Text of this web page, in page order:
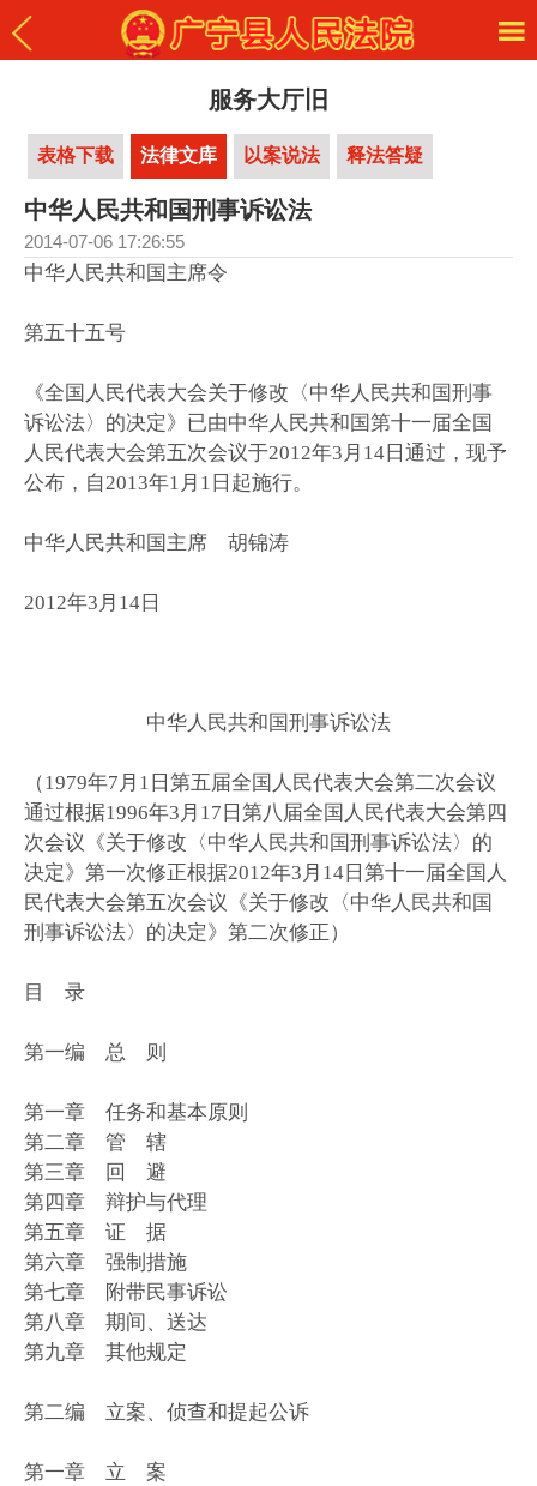
服务大厅旧
表格下载 法律文库 以案说法 释法答疑
中华人民共和国刑事诉讼法
2014-07-06 17:26:55
中华人民共和国主席令
第五十五号
《全国人民代表大会关于修改〈中华人民共和国刑事
诉讼法〉的决定》已由中华人民共和国第十一届全国
人民代表大会第五次会议于2012年3月14日通过，现予
公布，自2013年1月1日起施行。
中华人民共和国主席 胡锦涛
2012年3月14日
中华人民共和国刑事诉讼法
（1979年7月1日第五届全国人民代表大会第二次会议
通过根据1996年3月17日第八届全国人民代表大会第四
次会议《关于修改〈中华人民共和国刑事诉讼法〉的
决定》第一次修正根据2012年3月14日第十一届全国人
民代表大会第五次会议《关于修改〈中华人民共和国
刑事诉讼法〉的决定》第二次修正）
目 录
第一编 总 则
第一章 任务和基本原则
第二章 管 辖
第三章 回 避
第四章 辩护与代理
第五章 证 据
第六章 强制措施
第七章 附带民事诉讼
第八章 期间、送达
第九章 其他规定
第二编 立案、侦查和提起公诉
第一章 立 案